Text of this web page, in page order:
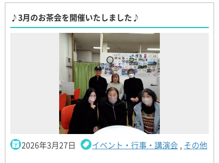
♪3月のお茶会を開催いたしました♪
2026年3月27日 イベント・行事・講演会 , その他